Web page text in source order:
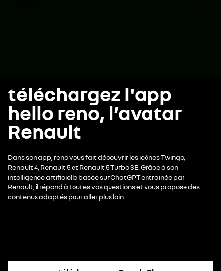
téléchargez l'app
hello reno, l’avatar
Renault
Dans son app, reno vous fait découvrir les icônes Twingo,
Renault 4, Renault 5 et Renault 5 Turbo 3E. Grâce à son
intelligence artificielle basée sur ChatGPT entrainée par
Renault, il répond à toutes vos questions et vous propose des
contenus adaptés pour aller plus loin.